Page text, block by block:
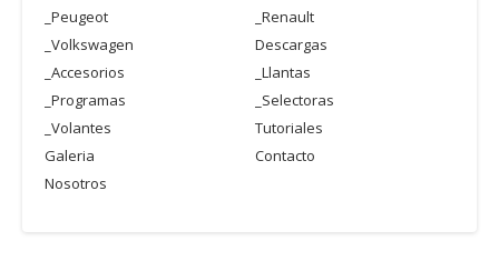
_Peugeot
_Renault
_Volkswagen
Descargas
_Accesorios
_Llantas
_Programas
_Selectoras
_Volantes
Tutoriales
Galeria
Contacto
Nosotros